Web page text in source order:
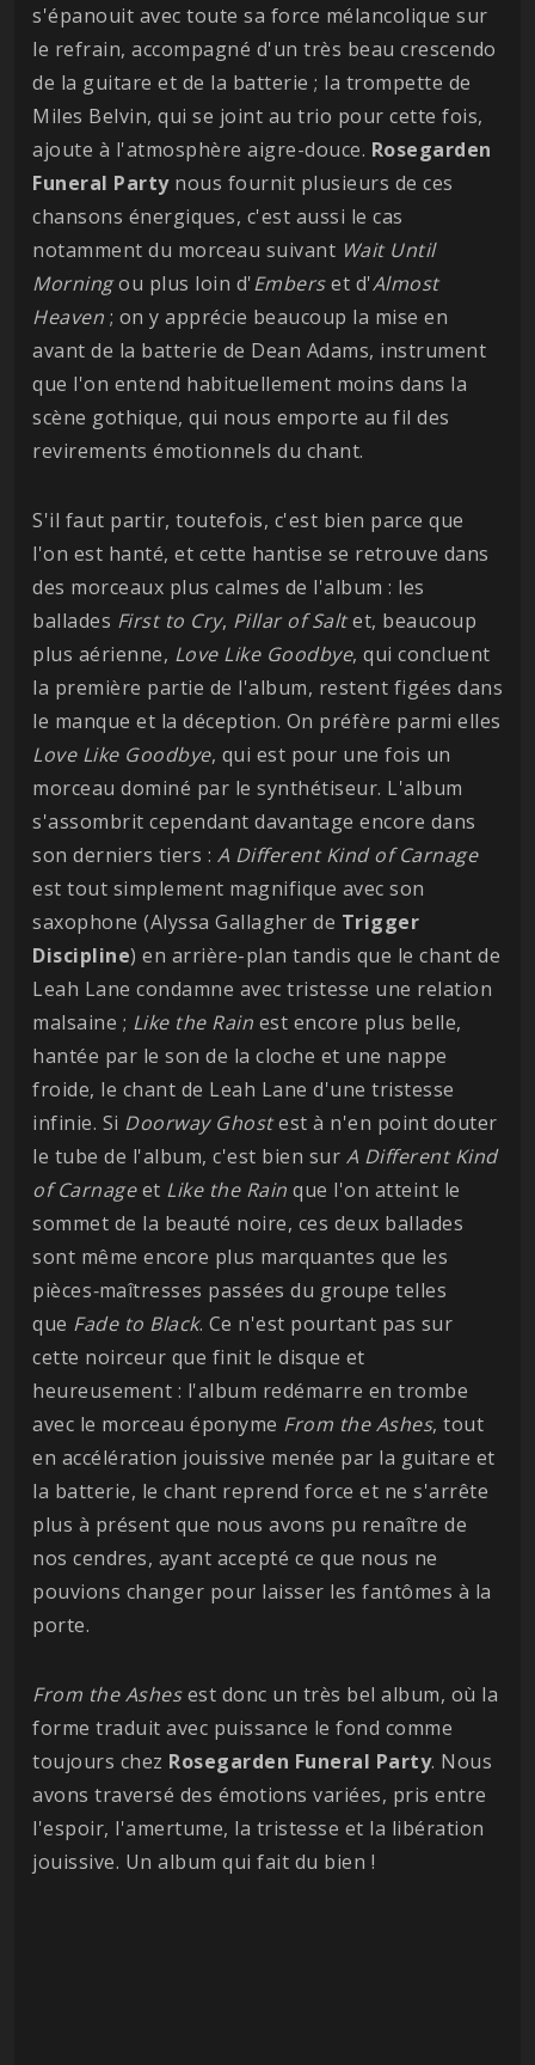
s'épanouit avec toute sa force mélancolique sur
le refrain, accompagné d'un très beau crescendo
de la guitare et de la batterie ; la trompette de
Miles Belvin, qui se joint au trio pour cette fois,
ajoute à l'atmosphère aigre-douce. Rosegarden
Funeral Partynous fournit plusieurs de ces
chansons énergiques, c'est aussi le cas
notamment du morceau suivant Wait Until
Morningou plus loin d'Emberset d'Almost
Heaven ; on y apprécie beaucoup la mise en
avant de la batterie de Dean Adams, instrument
que l'on entend habituellement moins dans la
scène gothique, qui nous emporte au fil des
revirements émotionnels du chant.
S'il faut partir, toutefois, c'est bien parce que
l'on est hanté, et cette hantise se retrouve dans
des morceaux plus calmes de l'album : les
ballades First to Cry, Pillar of Saltet, beaucoup
plus aérienne, Love Like Goodbye, qui concluent
la première partie de l'album, restent figées dans
le manque et la déception. On préfère parmi elles
Love Like Goodbye, qui est pour une fois un
morceau dominé par le synthétiseur. L'album
s'assombrit cependant davantage encore dans
son derniers tiers : A Different Kind of Carnage
est tout simplement magnifique avec son
saxophone (Alyssa Gallagher de Trigger
Discipline) en arrière-plan tandis que le chant de
Leah Lane condamne avec tristesse une relation
malsaine ; Like the Rain est encore plus belle,
hantée par le son de la cloche et une nappe
froide, le chant de Leah Lane d'une tristesse
infinie. Si Doorway Ghostest à n'en point douter
le tube de l'album, c'est bien sur A Different Kind
of Carnageet Like the Rain que l'on atteint le
sommet de la beauté noire, ces deux ballades
sont même encore plus marquantes que les
pièces-maîtresses passées du groupe telles
que Fade to Black. Ce n'est pourtant pas sur
cette noirceur que finit le disque et
heureusement : l'album redémarre en trombe
avec le morceau éponyme From the Ashes, tout
en accélération jouissive menée par la guitare et
la batterie, le chant reprend force et ne s'arrête
plus à présent que nous avons pu renaître de
nos cendres, ayant accepté ce que nous ne
pouvions changer pour laisser les fantômes à la
porte.
From the Ashesest donc un très bel album, où la
forme traduit avec puissance le fond comme
toujours chez Rosegarden Funeral Party. Nous
avons traversé des émotions variées, pris entre
l'espoir, l'amertume, la tristesse et la libération
jouissive. Un album qui fait du bien !